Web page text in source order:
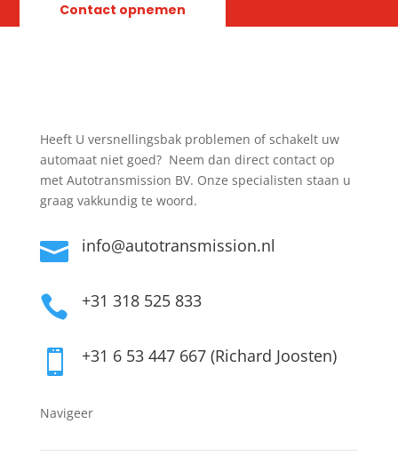
Contact opnemen
Heeft U versnellingsbak problemen of schakelt uw
automaat niet goed? Neem dan direct contact op
met Autotransmission BV. Onze specialisten staan u
graag vakkundig te woord.
 info@autotransmission.nl
 +31 318 525 833
 +31 6 53 447 667 (Richard Joosten)
Navigeer